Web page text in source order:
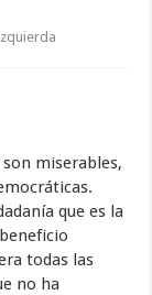
miserables,
que es la
todas las
no ha